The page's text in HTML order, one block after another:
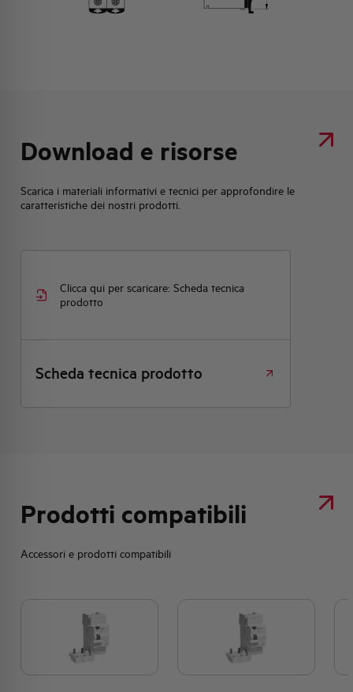
Download e risorse
Scarica i materiali informativi e tecnici per approfondire le
caratteristiche dei nostri prodotti.
Clicca qui per scaricare: Scheda tecnica
prodotto
Scheda tecnica prodotto
Prodotti compatibili
Accessori e prodotti compatibili